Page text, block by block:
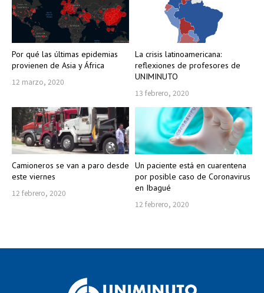
Por qué las últimas epidemias
provienen de Asia y África
12 marzo, 2020
La crisis latinoamericana:
reflexiones de profesores de
UNIMINUTO
13 febrero, 2020
Camioneros se van a paro desde
este viernes
12 febrero, 2020
Un paciente está en cuarentena
por posible caso de Coronavirus
en Ibagué
12 febrero, 2020